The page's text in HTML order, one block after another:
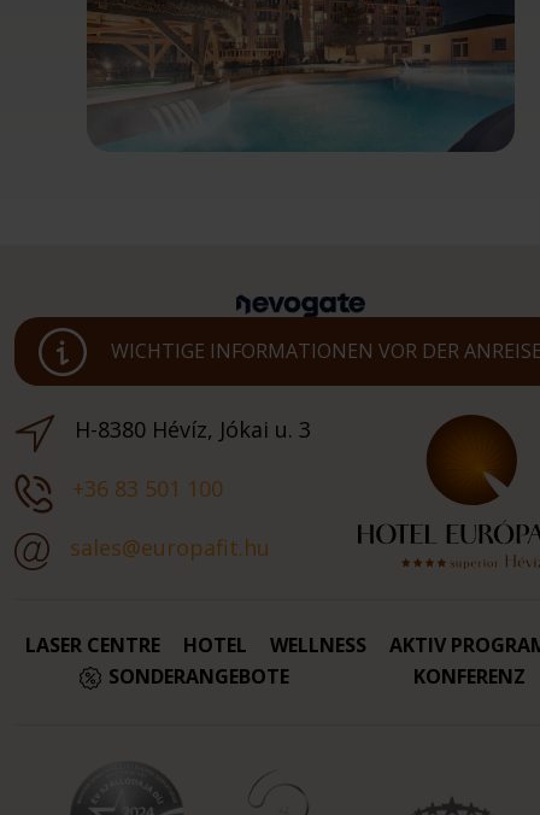
WICHTIGE INFORMATIONEN VOR DER
H-8380 Hévíz, Jókai u. 3
+36 83 501 100
sales@europafit.hu
LASER CENTRE HOTEL WELLNESS
AKTIV
SONDERANGEBOTE
KONFERENZ